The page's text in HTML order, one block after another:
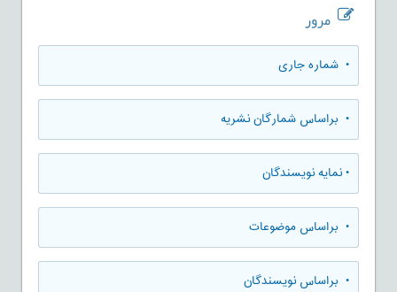
مرور
• شماره جاری
• براساس شمارگان نشریه
•نمایه نویسندگان
• براساس موضوعات
• براساس نویسندگان